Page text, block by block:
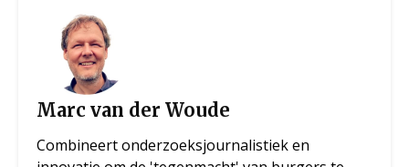
Marc van der Woude
Combineert onderzoeksjournalistiek en